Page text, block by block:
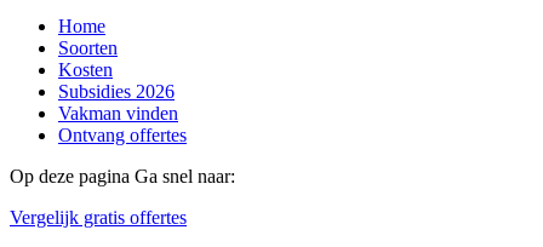
Home
Soorten
Kosten
Subsidies 2026
Vakman vinden
Ontvang offertes
Op deze pagina Ga snel naar:
Vergelijk gratis offertes